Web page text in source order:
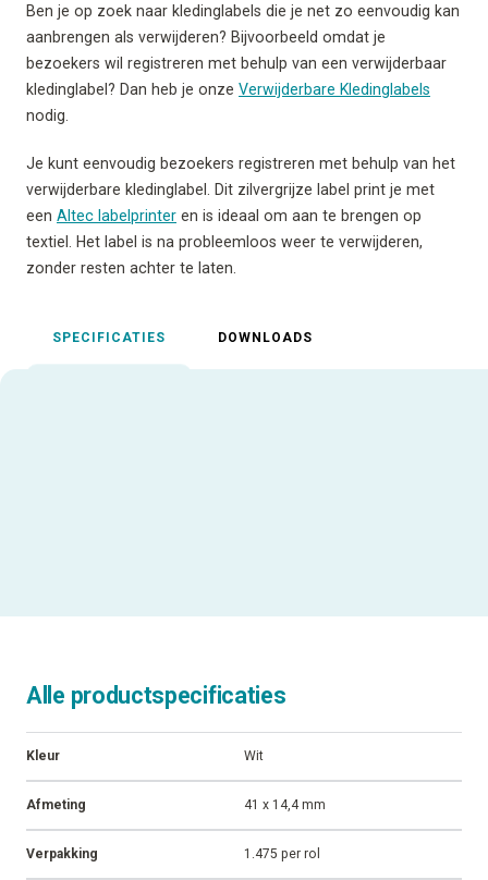
Ben je op zoek naar kledinglabels die je net zo eenvoudig kan
aanbrengen als verwijderen? Bijvoorbeeld omdat je
bezoekers wil registreren met behulp van een verwijderbaar
kledinglabel? Dan heb je onze Verwijderbare Kledinglabels
nodig.
Je kunt eenvoudig bezoekers registreren met behulp van het
verwijderbare kledinglabel. Dit zilvergrijze label print je met
een Altec labelprinter en is ideaal om aan te brengen op
textiel. Het label is na probleemloos weer te verwijderen,
zonder resten achter te laten.
SPECIFICATIES DOWNLOADS
Alle productspecificaties
Kleur Wit
Afmeting 41 x 14,4 mm
Verpakking 1.475 per rol